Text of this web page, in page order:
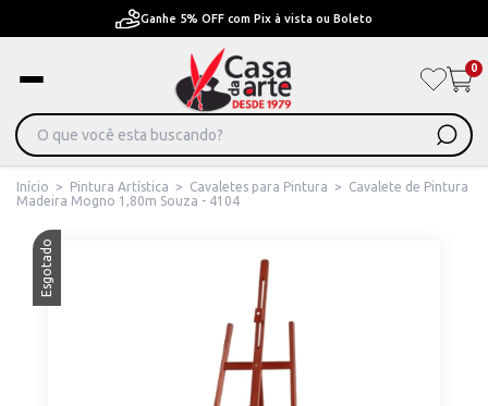
Pague em Até 6x sem juros ou ate 12x com juros
0
Início > Pintura Artística > Cavaletes para Pintura >
Cavalete de Pintura
Madeira Mogno 1,80m Souza - 4104
Esgotado